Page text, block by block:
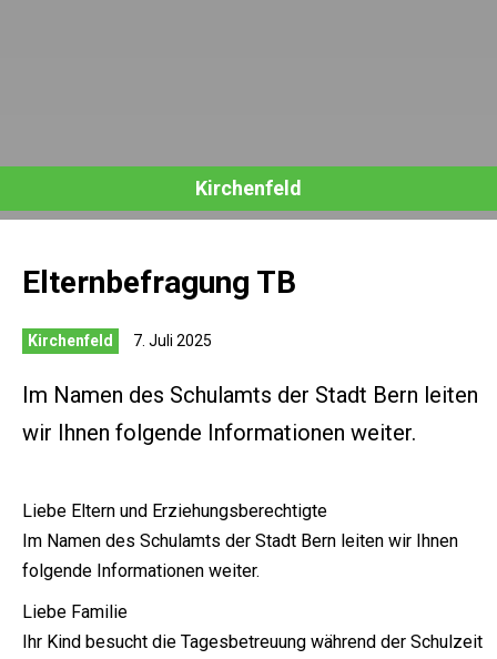
Kirchenfeld
Elternbefragung TB
Kirchenfeld 7. Juli 2025
Im Namen des Schulamts der Stadt Bern leiten
wir Ihnen folgende Informationen weiter.
Liebe Eltern und Erziehungsberechtigte
Im Namen des Schulamts der Stadt Bern leiten wir Ihnen
folgende Informationen weiter.
Liebe Familie
Ihr Kind besucht die Tagesbetreuung während der Schulzeit